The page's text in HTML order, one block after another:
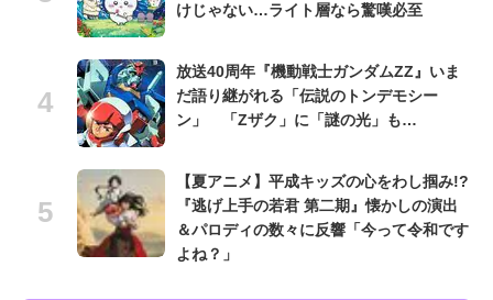
けじゃない…ライト層なら驚嘆必至
放送40周年『機動戦士ガンダムZZ』いま
だ語り継がれる「伝説のトンデモシー
ン」 「Zザク」に「謎の光」も…
【夏アニメ】平成キッズの心をわし掴み!?
『逃げ上手の若君 第二期』懐かしの演出
＆パロディの数々に反響「今って令和です
よね？」